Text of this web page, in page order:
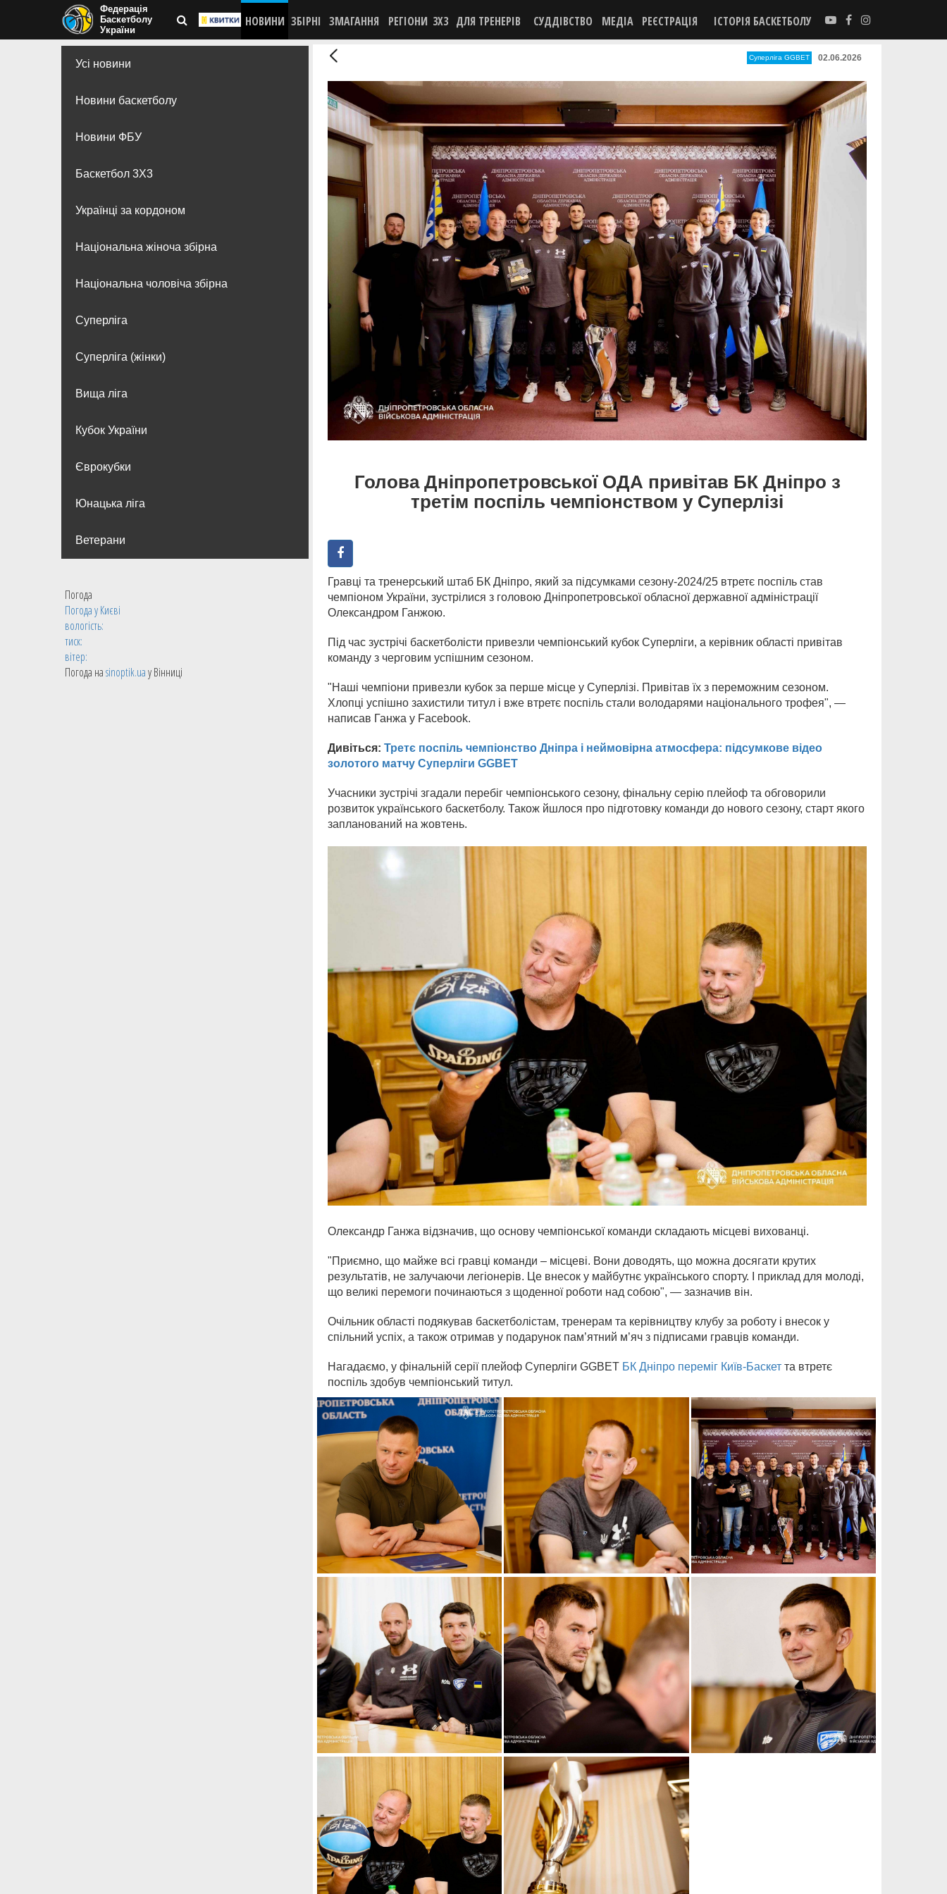
Федерація
Баскетболу
України
НОВИНИ ЗБІРНІ ЗМАГАННЯ РЕГІОНИ 3X3 ДЛЯ ТРЕНЕРІВ СУДДІВСТВО МЕДІА РЕЄСТРАЦІЯ ІСТОРІЯ БАСКЕТБОЛУ
Усі новини
Новини баскетболу
Новини ФБУ
Баскетбол 3Х3
Українці за кордоном
Національна жіноча збірна
Національна чоловіча збірна
Суперліга
Суперліга (жінки)
Вища лiга
Кубок України
Єврокубки
Юнацька ліга
Ветерани
Погода
Погода уКиєві
вологість:
тиск:
вітер:
Погода наsinoptik.uaу Вінниці
Суперліга GGBET 02.06.2026
Голова Дніпропетровської ОДА привітав БК Дніпро з
третім поспіль чемпіонством у Суперлізі
Гравці та тренерський штаб БК Дніпро, який за підсумками сезону-2024/25 втретє поспіль став
чемпіоном України, зустрілися з головою Дніпропетровської обласної державної адміністрації
Олександром Ганжою.
Під час зустрічі баскетболісти привезли чемпіонський кубок Суперліги, а керівник області привітав
команду з черговим успішним сезоном.
"Наші чемпіони привезли кубок за перше місце у Суперлізі. Привітав їх з переможним сезоном.
Хлопці успішно захистили титул і вже втретє поспіль стали володарями національного трофея", —
написав Ганжа у Facebook.
Дивіться: Третє поспіль чемпіонство Дніпра і неймовірна атмосфера: підсумкове відео
золотого матчу Суперліги GGBET
Учасники зустрічі згадали перебіг чемпіонського сезону, фінальну серію плейоф та обговорили
розвиток українського баскетболу. Також йшлося про підготовку команди до нового сезону, старт якого
запланований на жовтень.
Олександр Ганжа відзначив, що основу чемпіонської команди складають місцеві вихованці.
"Приємно, що майже всі гравці команди – місцеві. Вони доводять, що можна досягати крутих
результатів, не залучаючи легіонерів. Це внесок у майбутнє українського спорту. І приклад для молоді,
що великі перемоги починаються з щоденної роботи над собою", — зазначив він.
Очільник області подякував баскетболістам, тренерам та керівництву клубу за роботу і внесок у
спільний успіх, а також отримав у подарунок пам’ятний м’яч з підписами гравців команди.
Нагадаємо, у фінальній серії плейоф Суперліги GGBET БК Дніпро переміг Київ-Баскет та втретє
поспіль здобув чемпіонський титул.